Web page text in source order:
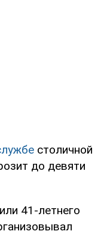
столичной
до девяти
41-летнего